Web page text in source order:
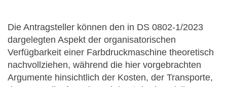
Die Antragsteller können den in DS 0802-1/2023
dargelegten Aspekt der organisatorischen
Verfügbarkeit einer Farbdruckmaschine theoretisch
nachvollziehen, während die hier vorgebrachten
Argumente hinsichtlich der Kosten, der Transporte,